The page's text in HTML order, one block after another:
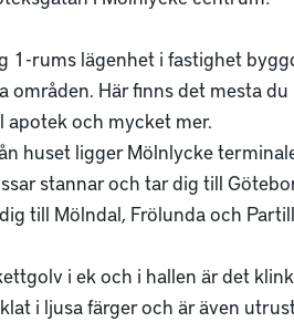
1-rums lägenhet i fastighet
Här finns det mesta
och mycket mer.
huset ligger Mölnlycke
stannar och tar dig till
till Mölndal, Frölunda och
i ek och i hallen är det
i ljusa färger och är även